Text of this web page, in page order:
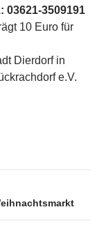
03621-3509191
10 Euro für
Dierdorf in
e.V.